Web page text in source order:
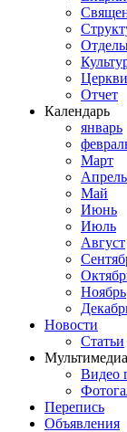
Церкви
Отчет
Календарь
январь
Март
Апрель
Май
Июнь
Июль
Август
Ноябрь
Новости
Статьи
Мультимедиа
Видео
Перепись
Объявления